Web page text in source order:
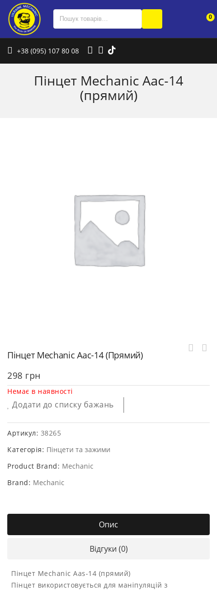
0
+38 (095) 107 80 08
Пінцет Mechanic Aac-14
(прямий)
Пінцет Mechanic Aac-14 (прямий)
298 грн
Немає в наявності
Додати до списку бажань
Артикул: 38265
Категорія: Пінцети та зажими
Product Brand: Mechanic
Brand: Mechanic
Опис
Відгуки (0)
Пінцет Mechanic Aas-14 (прямий)
Пінцет використовується для маніпуляцій з